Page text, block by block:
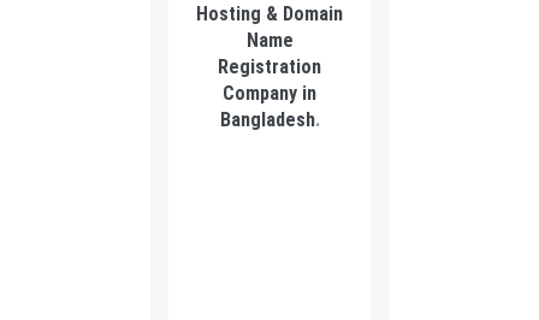
Hosting & Domain
Name
Registration
Company in
Bangladesh.